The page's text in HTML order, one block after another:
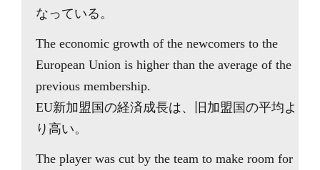
なっている。
The economic growth of the newcomers to the
European Union is higher than the average of the
previous membership.
EU新加盟国の経済成長は、旧加盟国の平均よ
り高い。
The player was cut by the team to make room for